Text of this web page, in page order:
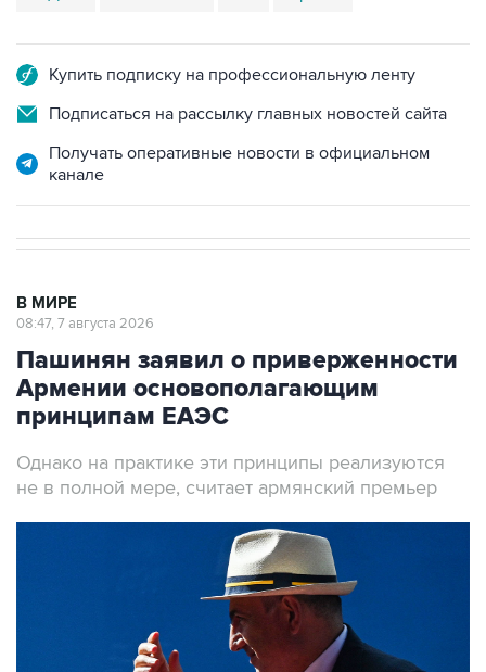
Купить подписку на профессиональную ленту
Подписаться на рассылку главных новостей сайта
Получать оперативные новости в официальном
канале
В МИРЕ
08:47, 7 августа 2026
Пашинян заявил о приверженности
Армении основополагающим
принципам ЕАЭС
Однако на практике эти принципы реализуются
не в полной мере, считает армянский премьер